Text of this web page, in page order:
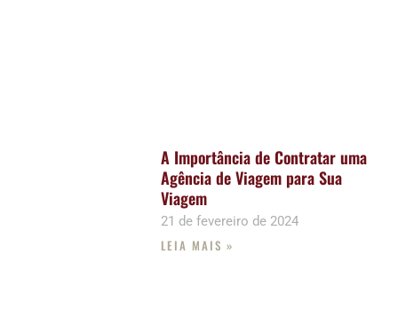
A Importância de Contratar uma
Agência de Viagem para Sua
Viagem
21 de fevereiro de 2024
LEIA MAIS »